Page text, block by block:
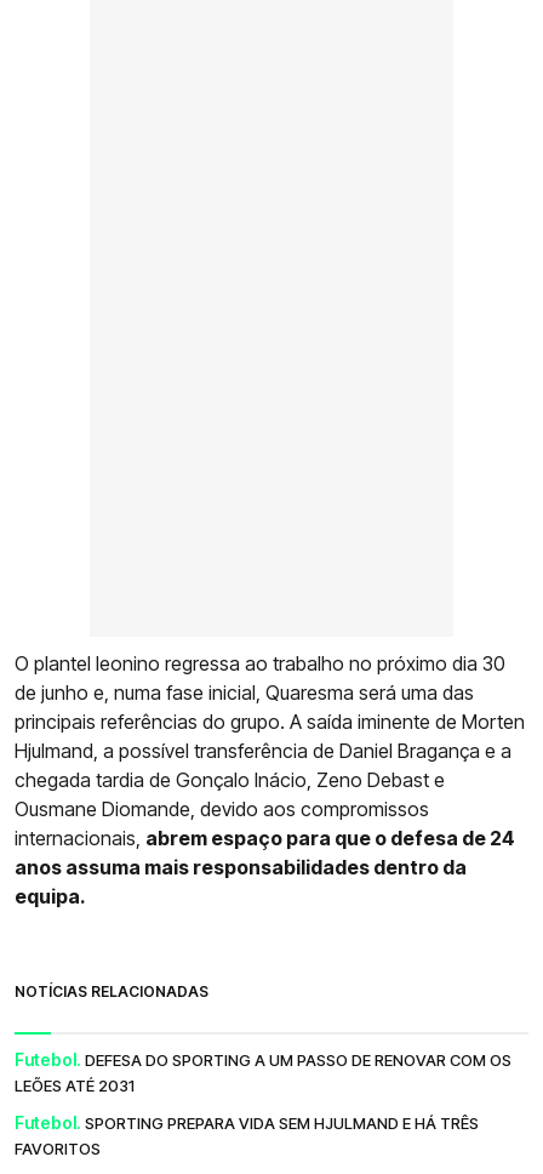
O plantel leonino regressa ao trabalho no próximo dia 30
de junho e, numa fase inicial, Quaresma será uma das
principais referências do grupo. A saída iminente de Morten
Hjulmand, a possível transferência de Daniel Bragança e a
chegada tardia de Gonçalo Inácio, Zeno Debast e
Ousmane Diomande, devido aos compromissos
internacionais, abrem espaço para que o defesa de 24
anos assuma mais responsabilidades dentro da
equipa.
NOTÍCIAS RELACIONADAS
Futebol. DEFESA DO SPORTING A UM PASSO DE RENOVAR COM OS
LEÕES ATÉ 2031
Futebol. SPORTING PREPARA VIDA SEM HJULMAND E HÁ TRÊS
FAVORITOS